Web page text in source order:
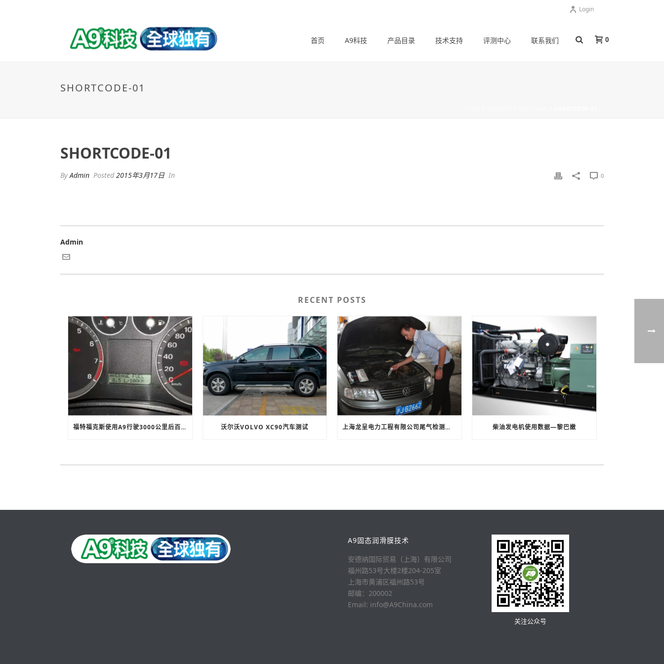
Login
首页 A9科技 产品目录 技术支持 评测中心 联系我们 0
SHORTCODE-01
SHORTCODE-01
ByAdmin Posted2015年3月17日 In 0
Admin
RECENT POSTS
福特福克斯使用A9行驶3000公里后百公里油耗下降20% 沃尔沃VOLVO XC90汽车测试 上海龙呈电力工程有限公司尾气检测报告 柴油发电机使用数据—黎巴嫩
A9固态润滑膜技术
安德纳国际贸易（上海）有限公司
福州路53号大楼2楼204-205室
上海市黄浦区福州路53号
邮编：200002
Email: info@A9China.com
关注公众号